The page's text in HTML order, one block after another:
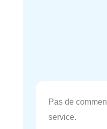
Pas de
service.